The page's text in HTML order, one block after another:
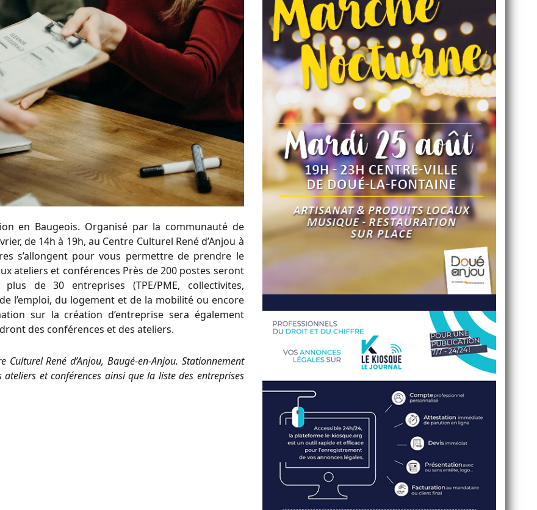
en Baugeois. Organisé par la communauté de
de 14h à 19h, au Centre Culturel René d’Anjou à
s’allongent pour vous permettre de prendre le
ateliers et conférences Près de 200 postes seront
de 30 entreprises (TPE/PME, collectivites,
l’emploi, du logement et de la mobilité ou encore
sur la création d’entreprise sera également
des conférences et des ateliers.
René d’Anjou, Baugé-en-Anjou. Stationnement
et conférences ainsi que la liste des entreprises